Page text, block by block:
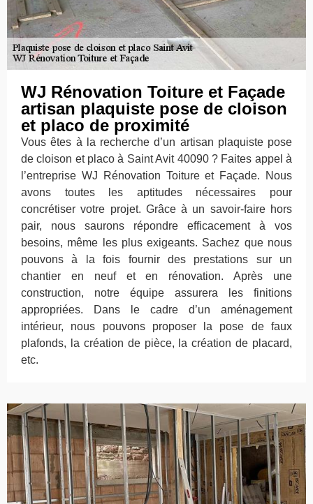
WJ Rénovation Toiture et Façade
artisan plaquiste pose de cloison
et placo de proximité
Vous êtes à la recherche d’un artisan plaquiste pose
de cloison et placo à Saint Avit 40090 ? Faites appel à
l’entreprise WJ Rénovation Toiture et Façade. Nous
avons toutes les aptitudes nécessaires pour
concrétiser votre projet. Grâce à un savoir-faire hors
pair, nous saurons répondre efficacement à vos
besoins, même les plus exigeants. Sachez que nous
pouvons à la fois fournir des prestations sur un
chantier en neuf et en rénovation. Après une
construction, notre équipe assurera les finitions
appropriées. Dans le cadre d’un aménagement
intérieur, nous pouvons proposer la pose de faux
plafonds, la création de pièce, la création de placard,
etc.